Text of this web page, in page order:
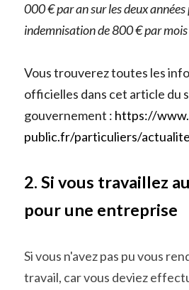
000 € par an sur les deux
indemnisation de 800 € par
Vous trouverez toutes les
officielles dans cet article du
gouvernement : https://
public.fr/particuliers/
2. Si vous travaillez
pour une entreprise
Si vous n'avez pas pu vous
travail, car vous deviez